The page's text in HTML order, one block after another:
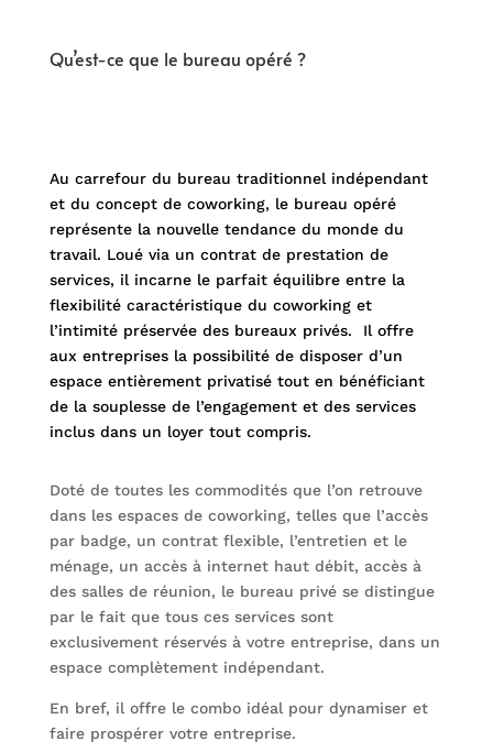
Qu’est-ce que le bureau opéré ?
Au carrefour du bureau traditionnel indépendant
et du concept de coworking, le bureau opéré
représente la nouvelle tendance du monde du
travail. Loué via un contrat de prestation de
services, il incarne le parfait équilibre entre la
flexibilité caractéristique du coworking et
l’intimité préservée des bureaux privés. Il offre
aux entreprises la possibilité de disposer d’un
espace entièrement privatisé tout en bénéficiant
de la souplesse de l’engagement et des services
inclus dans un loyer tout compris.
Doté de toutes les commodités que l’on retrouve
dans les espaces de coworking, telles que l’accès
par badge, un contrat flexible, l’entretien et le
ménage, un accès à internet haut débit, accès à
des salles de réunion, le bureau privé se distingue
par le fait que tous ces services sont
exclusivement réservés à votre entreprise, dans un
espace complètement indépendant.
En bref, il offre le combo idéal pour dynamiser et
faire prospérer votre entreprise.